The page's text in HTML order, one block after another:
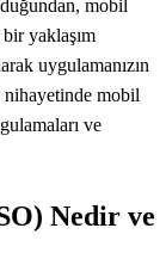
mobil
bir yaklaşım
uygulamanızın
nihayetinde mobil
ve
Nedir ve